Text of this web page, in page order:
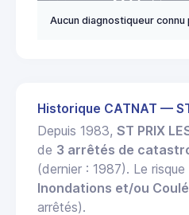
Aucun diagnostiqueur connu
Historique CATNAT —
Depuis 1983, ST PRIX
de 3 arrêtés de
(dernier : 1987). Le
Inondations et/ou
arrêtés).